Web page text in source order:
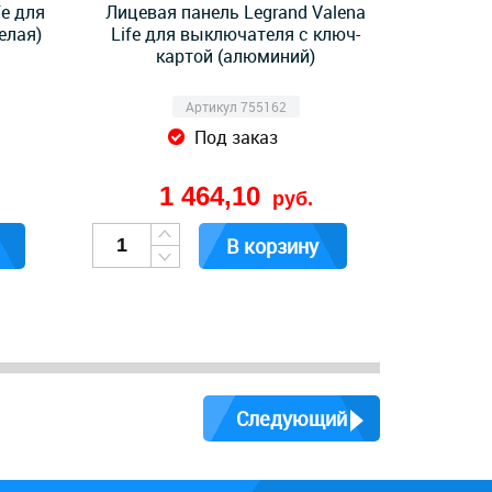
для
Лицевая панель Legrand Valena
Life для выключателя с ключ-
картой (алюминий)
Артикул 755162
Под заказ
1 464,10 руб.
В корзину
Следующий